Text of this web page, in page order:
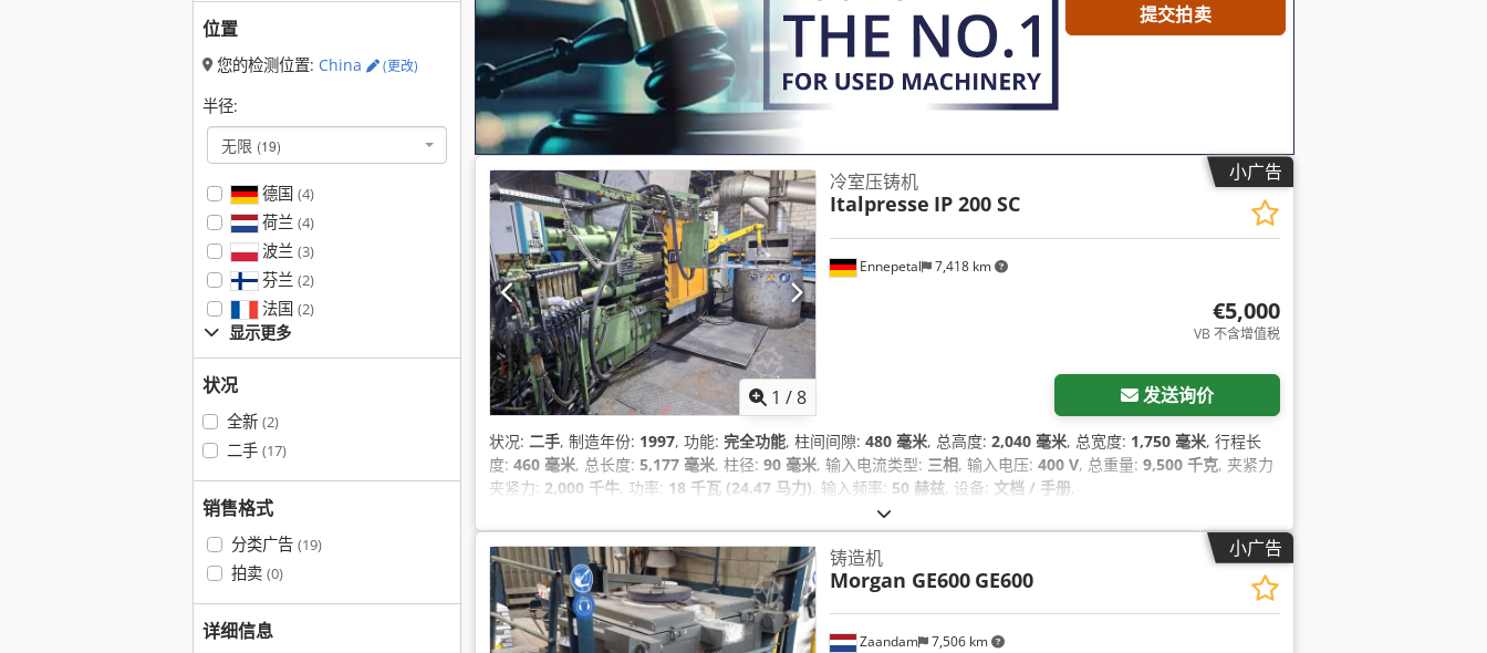
位置
您的检测位置: China (更改)
半径:
无限 (19)
德国 (4)
荷兰 (4)
波兰 (3)
芬兰 (2)
法国 (2)
显示更多
状况
全新 (2)
二手 (17)
销售格式
分类广告 (19)
拍卖 (0)
详细信息
提交拍卖
小广告
1 /8
Ennepetal 7,418 km
冷室压铸机
Italpresse IP 200 SC
€5,000
VB 不含增值税
发送询价
状况: 二手, 制造年份: 1997, 功能: 完全功能, 柱间间隙: 480 毫米, 总高度: 2,040 毫米, 总宽度: 1,750 毫米, 行程长
度: 460 毫米, 总长度: 5,177 毫米, 柱径: 90 毫米, 输入电流类型: 三相, 输入电压: 400 V, 总重量: 9,500 千克, 夹紧力
夹紧力: 2,000 千牛, 功率: 18 千瓦 (24.47 马力), 输入频率: 50 赫兹, 设备: 文档 / 手册,
小广告
Zaandam 7,506 km
铸造机
Morgan GE600 GE600